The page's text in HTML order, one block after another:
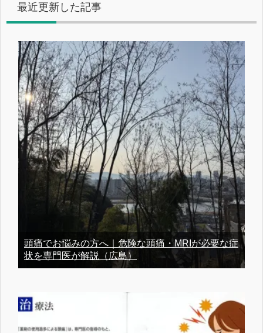
最近更新した記事
頭痛でお悩みの方へ｜危険な頭痛・MRIが必要な症
状を専門医が解説（広島）